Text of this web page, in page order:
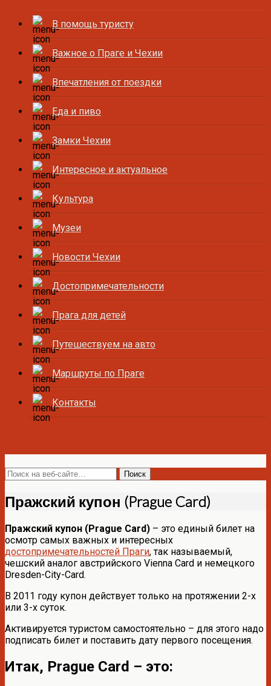
В помощь туристу
Важное о Праге и Чехии
Впечатления от поездки
Еда и пиво
Замки Чехии
Интересное и актуальное
Культура
Музеи
Новости Чехии
Достопримечательности
Прага для детей
Путешествуем на авто
Маршруты по Праге
Контакты
Пражский купон (Prague Card)
Пражский купон (Prague Card) – это единый билет на
осмотр самых важных и интересных
достопримечательностей Праги, так называемый,
чешский аналог австрийского Vienna Card и немецкого
Dresden-City-Card.
В 2011 году купон действует только на протяжении 2-х
или 3-х суток.
Активируется туристом самостоятельно – для этого надо
подписать билет и поставить дату первого посещения.
Итак, Prague Card – это: